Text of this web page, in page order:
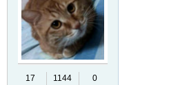
17
1144
0